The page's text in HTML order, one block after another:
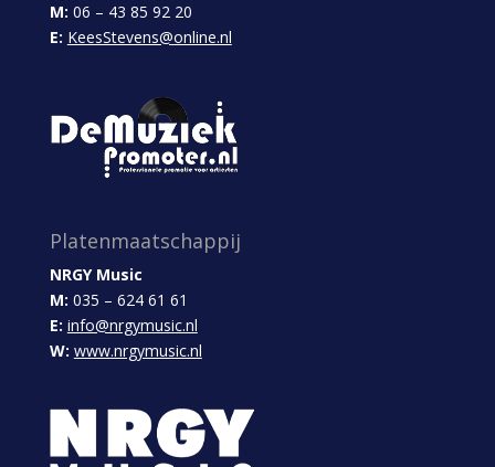
M: 06 – 43 85 92 20
E: KeesStevens@online.nl
Platenmaatschappij
NRGY Music
M: 035 – 624 61 61
E: info@nrgymusic.nl
W: www.nrgymusic.nl